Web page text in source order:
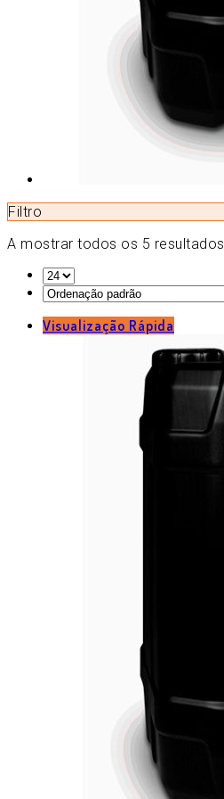
Filtro
A mostrar todos os 5 resultados
Visualização Rápida